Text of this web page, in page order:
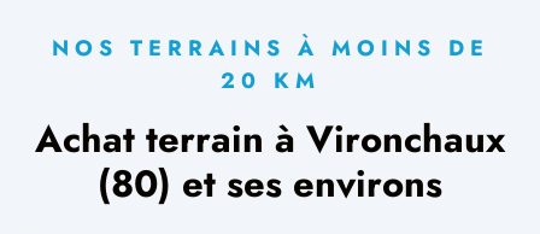
NOS TERRAINS À MOINS DE
20 KM
Achat terrain à Vironchaux
(80) et ses environs